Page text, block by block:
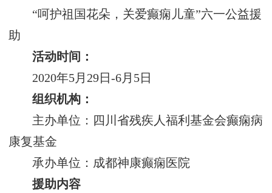
“呵护祖国花朵，关爱癫痫儿童”六一公益援
助
活动时间：
2020年5月29日-6月5日
组织机构：
主办单位：四川省残疾人福利基金会癫痫病
康复基金
承办单位：成都神康癫痫医院
援助内容